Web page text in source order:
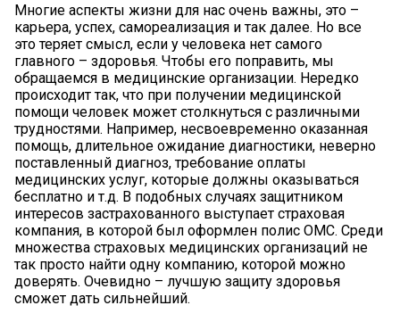
Многие аспекты жизни для нас очень важны, это –
карьера, успех, самореализация и так далее. Но все
это теряет смысл, если у человека нет самого
главного – здоровья. Чтобы его поправить, мы
обращаемся в медицинские организации. Нередко
происходит так, что при получении медицинской
помощи человек может столкнуться с различными
трудностями. Например, несвоевременно оказанная
помощь, длительное ожидание диагностики, неверно
поставленный диагноз, требование оплаты
медицинских услуг, которые должны оказываться
бесплатно и т.д. В подобных случаях защитником
интересов застрахованного выступает страховая
компания, в которой был оформлен полис ОМС. Среди
множества страховых медицинских организаций не
так просто найти одну компанию, которой можно
доверять. Очевидно – лучшую защиту здоровья
сможет дать сильнейший.